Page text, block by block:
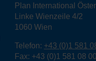
Plan International
Linke Wienzeile 4/2
1060 Wien
Telefon: +43 (0)1 581
Fax: +43 (0)1 581 08